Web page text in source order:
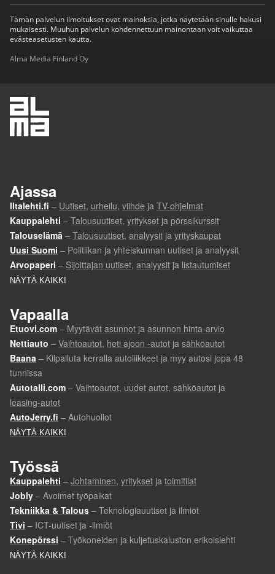
Tämän palvelun ilmoitukset ovat mainoksia, jotka näytetään sinulle hakusi
mukaisesti. Muuhun palvelun kohdennettuun mainontaan voit vaikuttaa
evästeasetusten kautta.
Alma Media Finland Oy